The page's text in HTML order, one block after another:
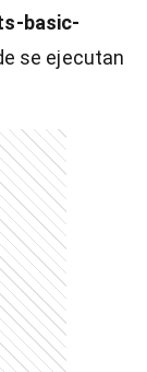
basic-
se ejecutan